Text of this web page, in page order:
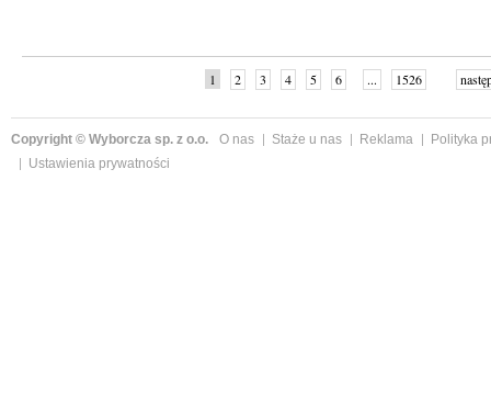
1 2 3 4 5 6 ... 1526
Copyright © Wyborcza sp. z o.o. O nas Staże u nas Reklama
Polityka
Ustawienia prywatności